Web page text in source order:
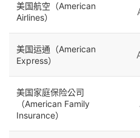
美国航空（American
Airlines）
美国运通（American
Express）
美国家庭保险公司
（American Family
Insurance）